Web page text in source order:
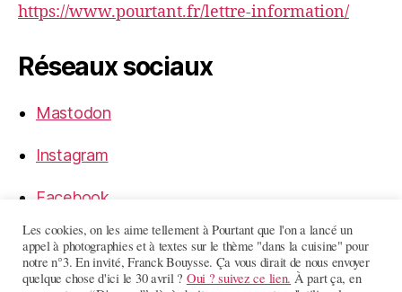
https://www.pourtant.fr/lettre-information/
Réseaux sociaux
Mastodon
Instagram
Facebook
LinkedIn
Les cookies, on les aime tellement à Pourtant que l'on a lancé un
appel à photographies et à textes sur le thème "dans la cuisine" pour
notre n°3. En invité, Franck Bouysse. Ça vous dirait de nous envoyer
quelque chose d'ici le 30 avril ? Oui ? suivez ce lien. À part ça, en